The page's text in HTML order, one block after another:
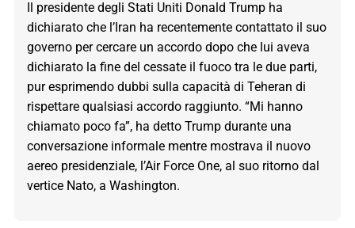
Il presidente degli Stati Uniti Donald Trump ha
dichiarato che l’Iran ha recentemente contattato il suo
governo per cercare un accordo dopo che lui aveva
dichiarato la fine del cessate il fuoco tra le due parti,
pur esprimendo dubbi sulla capacità di Teheran di
rispettare qualsiasi accordo raggiunto. “Mi hanno
chiamato poco fa”, ha detto Trump durante una
conversazione informale mentre mostrava il nuovo
aereo presidenziale, l’Air Force One, al suo ritorno dal
vertice Nato, a Washington.